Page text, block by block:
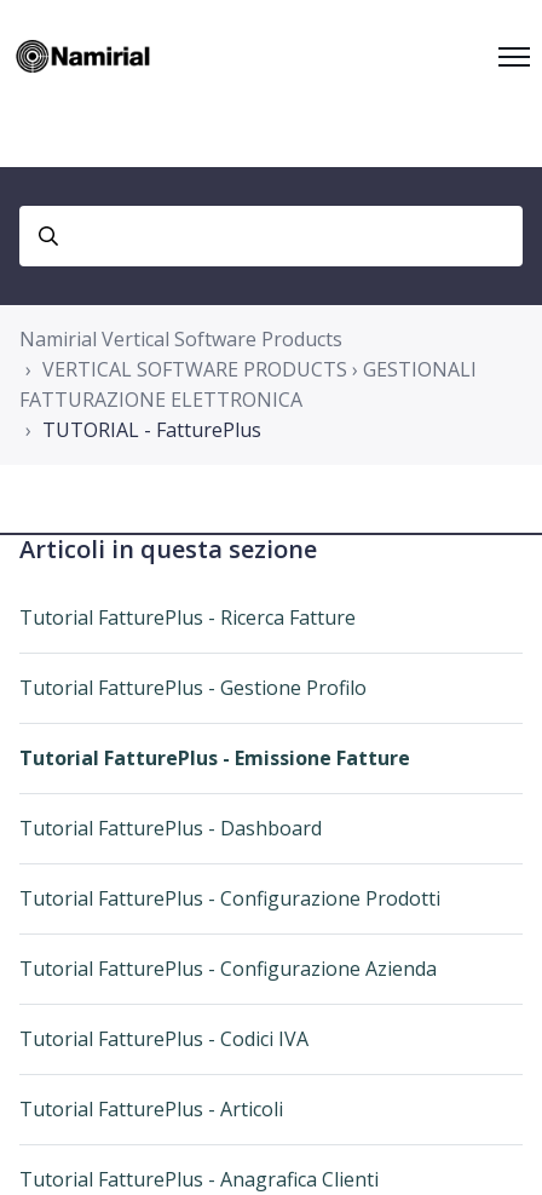
Namirial Vertical Software Products
VERTICAL SOFTWARE PRODUCTS › GESTIONALI
FATTURAZIONE ELETTRONICA
TUTORIAL - FatturePlus
Articoli in questa sezione
Tutorial FatturePlus - Ricerca Fatture
Tutorial FatturePlus - Gestione Profilo
Tutorial FatturePlus - Emissione Fatture
Tutorial FatturePlus - Dashboard
Tutorial FatturePlus - Configurazione Prodotti
Tutorial FatturePlus - Configurazione Azienda
Tutorial FatturePlus - Codici IVA
Tutorial FatturePlus - Articoli
Tutorial FatturePlus - Anagrafica Clienti